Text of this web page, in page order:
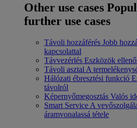
Other use cases
further use cases
Távoli hozzáférés Jobb
kapcsolattal
Távvezérlés Eszközök
Távoli asztal A
Hálózati ébresztési funkció
távolról
Képernyőmegosztás Valós
Smart Service A
áramvonalassá tétele